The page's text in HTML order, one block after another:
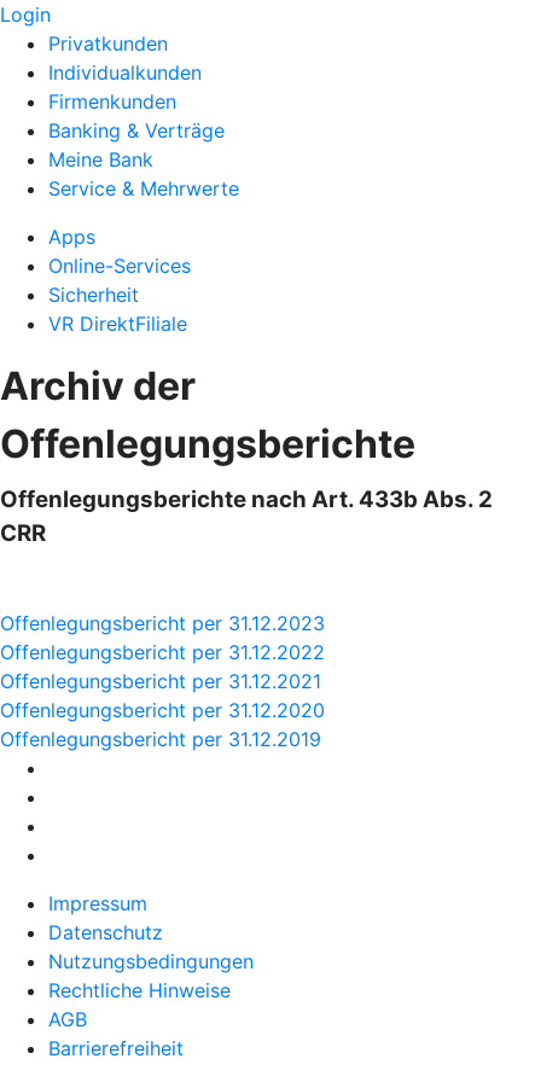
Login
Privatkunden
Individualkunden
Firmenkunden
Banking & Verträge
Meine Bank
Service & Mehrwerte
Apps
Online-Services
Sicherheit
VR DirektFiliale
Archiv der
Offenlegungsberichte
Offenlegungsberichte nach Art. 433b Abs. 2
CRR
Offenlegungsbericht per 31.12.2023
Offenlegungsbericht per 31.12.2022
Offenlegungsbericht per 31.12.2021
Offenlegungsbericht per 31.12.2020
Offenlegungsbericht per 31.12.2019
Impressum
Datenschutz
Nutzungsbedingungen
Rechtliche Hinweise
AGB
Barrierefreiheit